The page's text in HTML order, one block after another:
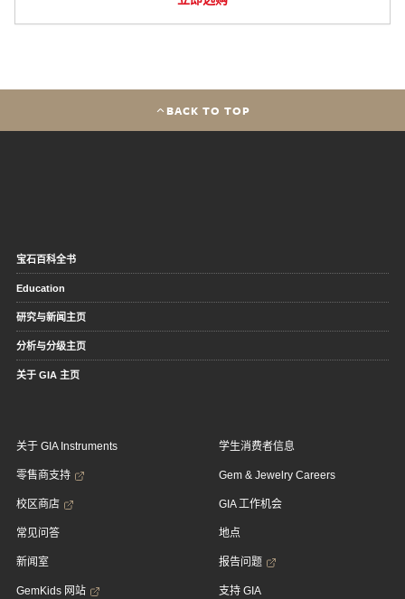
BACK TO TOP
宝石百科全书
Education
研究与新闻主页
分析与分级主页
关于 GIA 主页
关于 GIA Instruments
零售商支持
校区商店
常见问答
新闻室
GemKids 网站
学生消费者信息
Gem & Jewelry Careers
GIA 工作机会
地点
报告问题
支持 GIA